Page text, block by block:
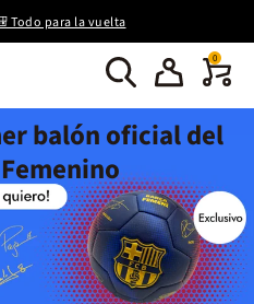
Todo para la vuelta
0
balón oficial del